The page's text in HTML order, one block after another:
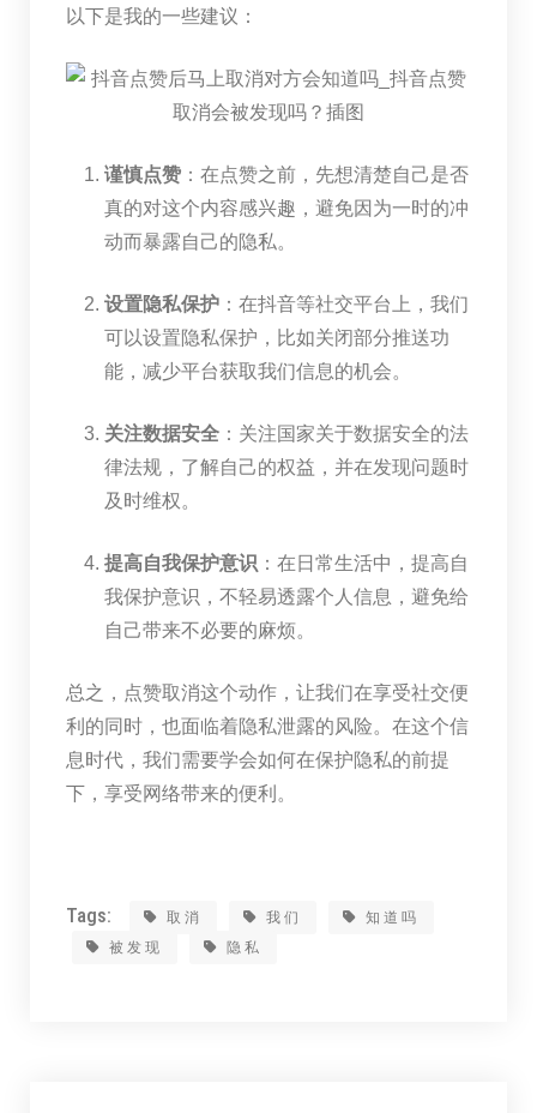
以下是我的一些建议：
谨慎点赞：在点赞之前，先想清楚自己是否
真的对这个内容感兴趣，避免因为一时的冲
动而暴露自己的隐私。
设置隐私保护：在抖音等社交平台上，我们
可以设置隐私保护，比如关闭部分推送功
能，减少平台获取我们信息的机会。
关注数据安全：关注国家关于数据安全的法
律法规，了解自己的权益，并在发现问题时
及时维权。
提高自我保护意识 ：在日常生活中，提高自
我保护意识，不轻易透露个人信息，避免给
自己带来不必要的麻烦。
总之，点赞取消这个动作，让我们在享受社交便
利的同时，也面临着隐私泄露的风险。在这个信
息时代，我们需要学会如何在保护隐私的前提
下，享受网络带来的便利。
Tags: 取消 我们
知道吗
被发现
隐私